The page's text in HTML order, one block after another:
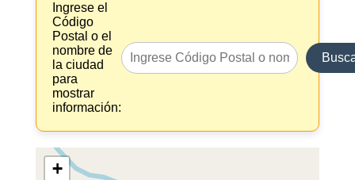
Ingrese el
Código
Postal o el
nombre de
la ciudad
para
mostrar
información:
+